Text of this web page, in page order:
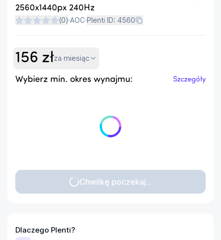
2560x1440px 240Hz
(0) AOC Plenti ID: 4560
156 złza miesiąc
Wybierz min. okres wynajmu: Szczegóły
Chwilkę poczekaj...
Dlaczego Plenti?